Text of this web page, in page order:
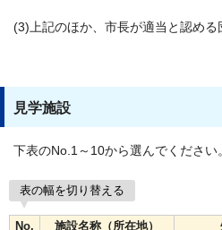
(3)上記のほか、市長が適当と認める
見学施設
下表のNo.1～10から選んでください
表の幅を切り替える
No. 施設名称（所在地）